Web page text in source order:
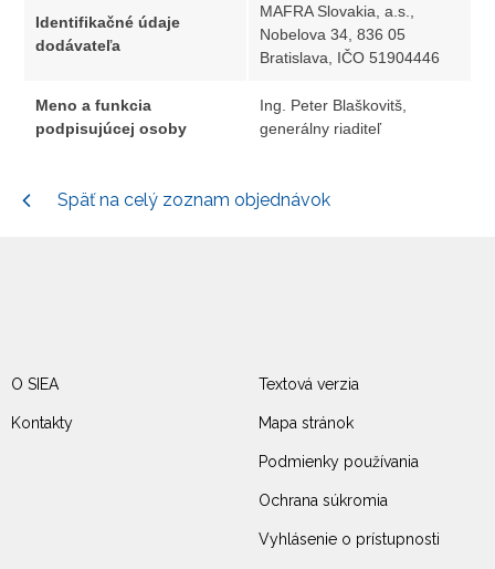
Identifikačné údaje
dodávateľa
MAFRA Slovakia, a.s.,
Nobelova 34, 836 05
Bratislava, IČO 51904446
Meno a funkcia
podpisujúcej osoby
Ing. Peter Blaškovitš,
generálny riaditeľ
Späť na celý zoznam objednávok
O SIEA
Kontakty
Textová verzia
Mapa stránok
Podmienky používania
Ochrana súkromia
Vyhlásenie o prístupnosti